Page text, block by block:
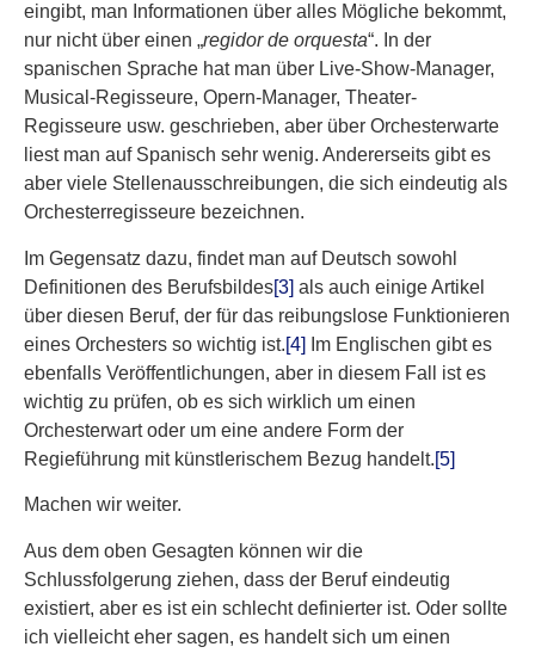
eingibt, man Informationen über alles Mögliche bekommt,
nur nicht über einen „regidor de orquesta“. In der
spanischen Sprache hat man über Live-Show-Manager,
Musical-Regisseure, Opern-Manager, Theater-
Regisseure usw. geschrieben, aber über Orchesterwarte
liest man auf Spanisch sehr wenig. Andererseits gibt es
aber viele Stellenausschreibungen, die sich eindeutig als
Orchesterregisseure bezeichnen.
Im Gegensatz dazu, findet man auf Deutsch sowohl
Definitionen des Berufsbildes[3] als auch einige Artikel
über diesen Beruf, der für das reibungslose Funktionieren
eines Orchesters so wichtig ist.[4]
Im Englischen gibt es
ebenfalls Veröffentlichungen, aber in diesem Fall ist es
wichtig zu prüfen, ob es sich wirklich um einen
Orchesterwart oder um eine andere Form der
Regieführung mit künstlerischem Bezug handelt.[5]
Machen wir weiter.
Aus dem oben Gesagten können wir die
Schlussfolgerung ziehen, dass der Beruf eindeutig
existiert, aber es ist ein schlecht definierter ist. Oder sollte
ich vielleicht eher sagen, es handelt sich um einen